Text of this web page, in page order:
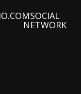
SOCIAL
NETWORK